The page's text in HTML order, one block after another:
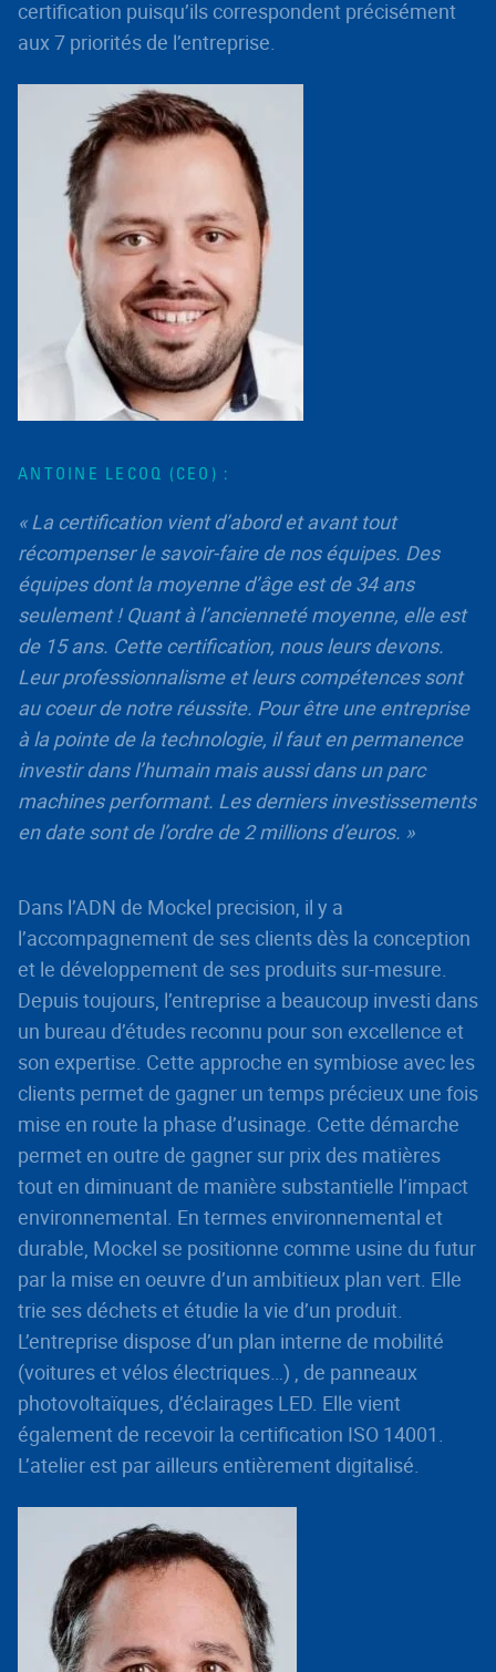
certification puisqu’ils correspondent précisément
aux 7 priorités de l’entreprise.
ANTOINE LECOQ (CEO) :
« La certification vient d’abord et avant tout
récompenser le savoir-faire de nos équipes. Des
équipes dont la moyenne d’âge est de 34 ans
seulement ! Quant à l’ancienneté moyenne, elle est
de 15 ans. Cette certification, nous leurs devons.
Leur professionnalisme et leurs compétences sont
au coeur de notre réussite. Pour être une entreprise
à la pointe de la technologie, il faut en permanence
investir dans l’humain mais aussi dans un parc
machines performant. Les derniers investissements
en date sont de l’ordre de 2 millions d’euros. »
Dans l’ADN de Mockel precision, il y a
l’accompagnement de ses clients dès la conception
et le développement de ses produits sur-mesure.
Depuis toujours, l’entreprise a beaucoup investi dans
un bureau d’études reconnu pour son excellence et
son expertise. Cette approche en symbiose avec les
clients permet de gagner un temps précieux une fois
mise en route la phase d’usinage. Cette démarche
permet en outre de gagner sur prix des matières
tout en diminuant de manière substantielle l’impact
environnemental. En termes environnemental et
durable, Mockel se positionne comme usine du futur
par la mise en oeuvre d’un ambitieux plan vert. Elle
trie ses déchets et étudie la vie d’un produit.
L’entreprise dispose d’un plan interne de mobilité
(voitures et vélos électriques…) , de panneaux
photovoltaïques, d’éclairages LED. Elle vient
également de recevoir la certification ISO 14001.
L’atelier est par ailleurs entièrement digitalisé.